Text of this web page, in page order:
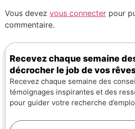
Vous devez vous connecter pour
commentaire.
Recevez chaque semaine
décrocher le job de vos
Recevez chaque semaine des
témoignages inspirantes et des
pour guider votre recherche